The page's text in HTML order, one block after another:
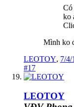
Có
ko
Mình ko
LEOTOY, 7/4/
#17
LEOTOY